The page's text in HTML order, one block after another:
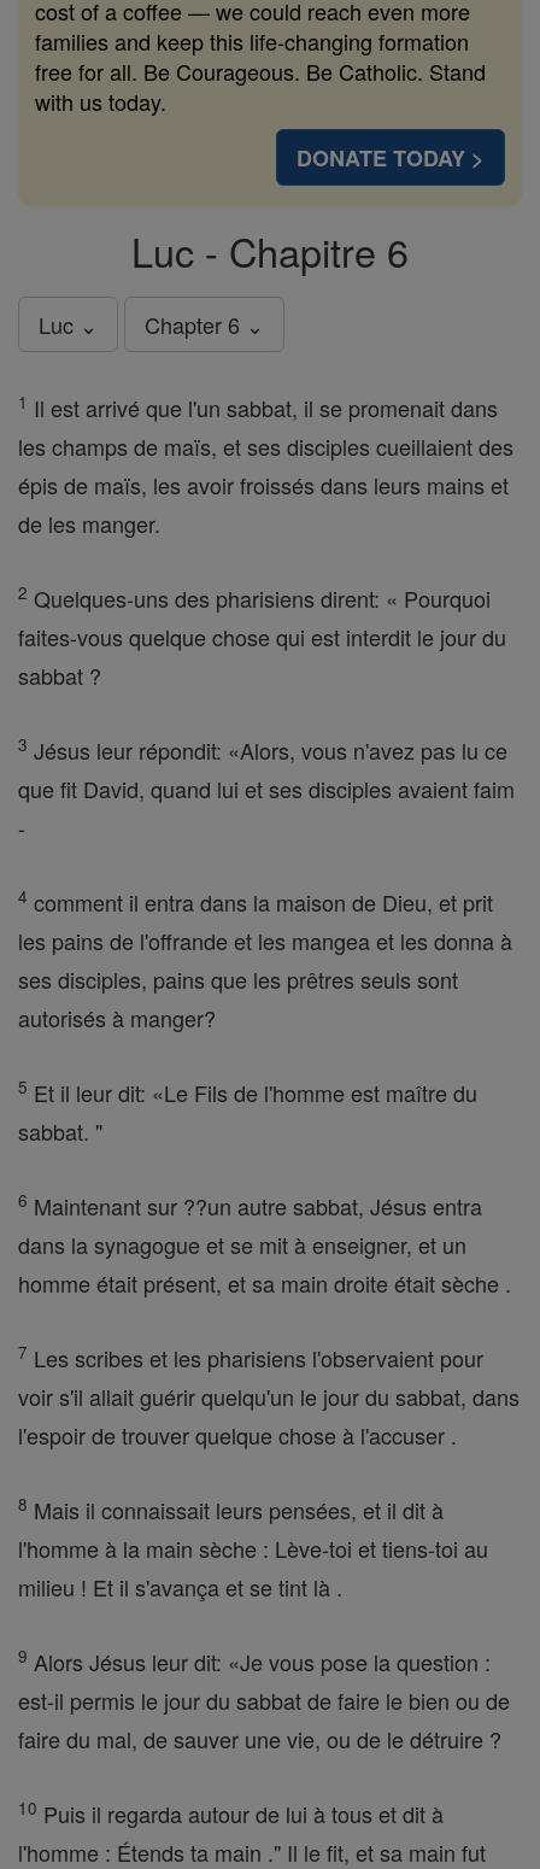
cost of a coffee — we could reach even more
families and keep this life-changing formation
free for all. Be Courageous. Be Catholic. Stand
with us today.
DONATE TODAY >
Luc - Chapitre 6
Luc ⌄ Chapter 6 ⌄
1 Il est arrivé que l'un sabbat, il se promenait dans
les champs de maïs, et ses disciples cueillaient des
épis de maïs, les avoir froissés dans leurs mains et
de les manger.
2 Quelques-uns des pharisiens dirent: « Pourquoi
faites-vous quelque chose qui est interdit le jour du
sabbat ?
3 Jésus leur répondit: «Alors, vous n'avez pas lu ce
que fit David, quand lui et ses disciples avaient faim
-
4 comment il entra dans la maison de Dieu, et prit
les pains de l'offrande et les mangea et les donna à
ses disciples, pains que les prêtres seuls sont
autorisés à manger?
5 Et il leur dit: «Le Fils de l'homme est maître du
sabbat. "
6 Maintenant sur ??un autre sabbat, Jésus entra
dans la synagogue et se mit à enseigner, et un
homme était présent, et sa main droite était sèche .
7 Les scribes et les pharisiens l'observaient pour
voir s'il allait guérir quelqu'un le jour du sabbat, dans
l'espoir de trouver quelque chose à l'accuser .
8 Mais il connaissait leurs pensées, et il dit à
l'homme à la main sèche : Lève-toi et tiens-toi au
milieu ! Et il s'avança et se tint là .
9 Alors Jésus leur dit: «Je vous pose la question :
est-il permis le jour du sabbat de faire le bien ou de
faire du mal, de sauver une vie, ou de le détruire ?
10 Puis il regarda autour de lui à tous et dit à
l'homme : Étends ta main ." Il le fit, et sa main fut